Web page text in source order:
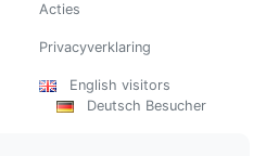
Acties
Privacyverklaring
English visitors
Deutsch Besucher